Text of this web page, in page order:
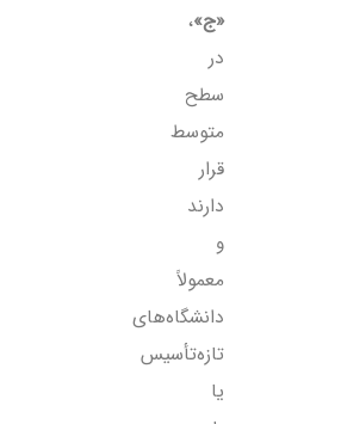
«ج»،
در
سطح
متوسط
قرار
دارند
و
معمولاً
دانشگاه‌های
تازه‌تأسیس
یا